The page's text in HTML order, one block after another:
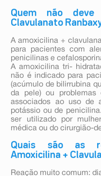
Quem não deve
Clavulanato
A amoxicilina +
para pacientes com
penicilinas e
A amoxicilina tri-
não é indicado para
(acúmulo de bilirrubina
da pele) ou problemas
associados ao uso de
potássio ou de
ser utilizado por
médica ou do cirurgião-
Quais são as
Amoxicilina +
Reação muito comum: